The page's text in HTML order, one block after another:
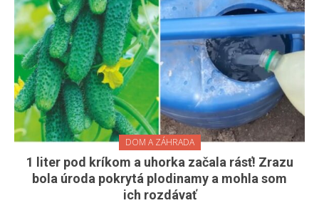
DOM A ZÁHRADA
1 liter pod kríkom a uhorka začala rásť! Zrazu
bola úroda pokrytá plodinamy a mohla som
ich rozdávať